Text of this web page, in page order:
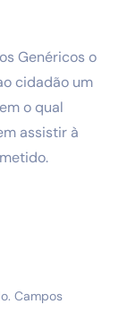
Genéricos o
cidadão um
o qual
assistir à
Campos